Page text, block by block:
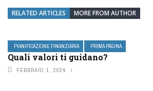
RELATED ARTICLES MORE FROM AUTHOR
PIANIFICAZIONE FINANZIARIA PRIMA PAGINA
Quali valori ti guidano?
FEBBRAIO 1, 2024